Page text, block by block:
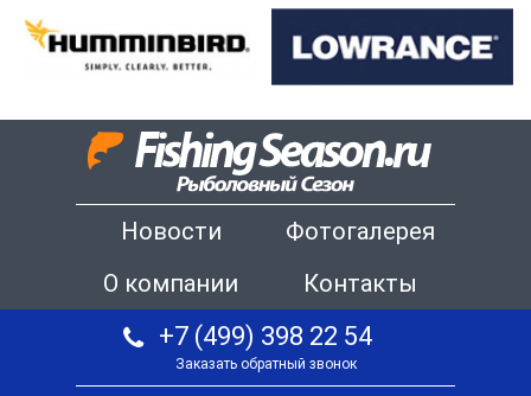
Новости
Фотогалерея
О компании
Контакты
+7 (499) 398 22 54
Заказать обратный звонок